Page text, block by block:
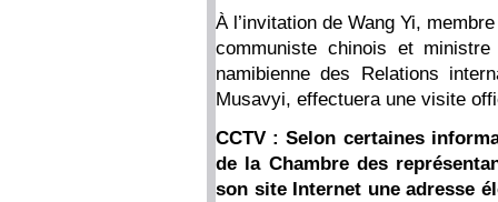
À l’invitation de Wang Yi,
communiste chinois et
namibienne des Relations
Musavyi, effectuera une visite
CCTV : Selon certaines
de la Chambre des
son site Internet une adresse